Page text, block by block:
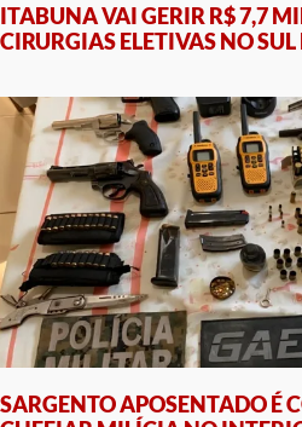
ITABUNA VAI GERIR R$ 7,7
CIRURGIAS ELETIVAS NO
SARGENTO APOSENTADO É